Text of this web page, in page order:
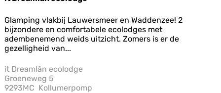
e
n
i
t
D
r
a
m
l
Glamping vlakbij Lauwersmeer en Waddenzee! 2
bijzondere en comfortabele ecolodges met
adembenemend weids uitzicht. Zomers is er de
gezelligheid van...
it Dreamlân ecolodge
Groeneweg 5
9293MC Kollumerpomp